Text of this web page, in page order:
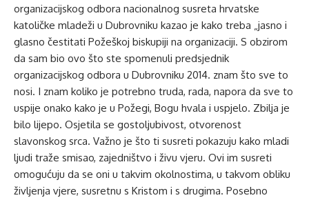
organizacijskog odbora nacionalnog susreta hrvatske
katoličke mladeži u Dubrovniku kazao je kako treba „jasno i
glasno čestitati Požeškoj biskupiji na organizaciji. S obzirom
da sam bio ovo što ste spomenuli predsjednik
organizacijskog odbora u Dubrovniku 2014. znam što sve to
nosi. I znam koliko je potrebno truda, rada, napora da sve to
uspije onako kako je u Požegi, Bogu hvala i uspjelo. Zbilja je
bilo lijepo. Osjetila se gostoljubivost, otvorenost
slavonskog srca. Važno je što ti susreti pokazuju kako mladi
ljudi traže smisao, zajedništvo i živu vjeru. Ovi im susreti
omogućuju da se oni u takvim okolnostima, u takvom obliku
življenja vjere, susretnu s Kristom i s drugima. Posebno